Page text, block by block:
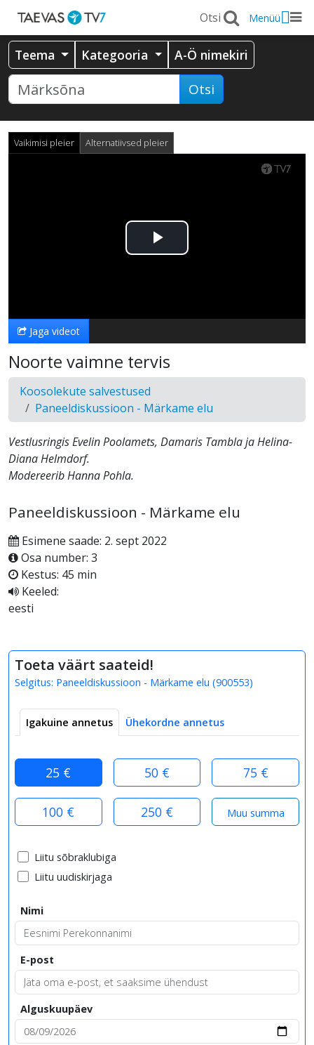
Menüü
Teema Kategooria A-Ö nimekiri
Otsi
Vaikimisi pleier Alternatiivsed pleier
Esita
Jaga videot
Noorte vaimne tervis
Koosolekute salvestused
Paneeldiskussioon - Märkame elu
Vestlusringis Evelin Poolamets, Damaris Tambla ja Helina-
Diana Helmdorf.
Modereerib Hanna Pohla.
Paneeldiskussioon - Märkame elu
Esimene saade: 2. sept 2022
Osa number: 3
Kestus: 45 min
Keeled:
eesti
Toeta väärt saateid!
Selgitus: Paneeldiskussioon - Märkame elu (900553)
Igakuine annetus Ühekordne annetus
25 € 50 € 75 €
100 € 250 €
Liitu sõbraklubiga
Liitu uudiskirjaga
Nimi
E-post
Alguskuupäev